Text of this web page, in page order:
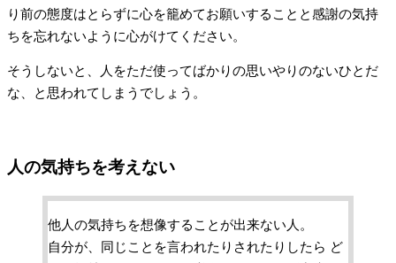
り前の態度はとらずに心を籠めてお願いすることと感謝の気持
ちを忘れないように心がけてください。
そうしないと、人をただ使ってばかりの思いやりのないひとだ
な、と思われてしまうでしょう。
人の気持ちを考えない
他人の気持ちを想像することが出来ない人。
自分が、同じことを言われたりされたりしたら ど